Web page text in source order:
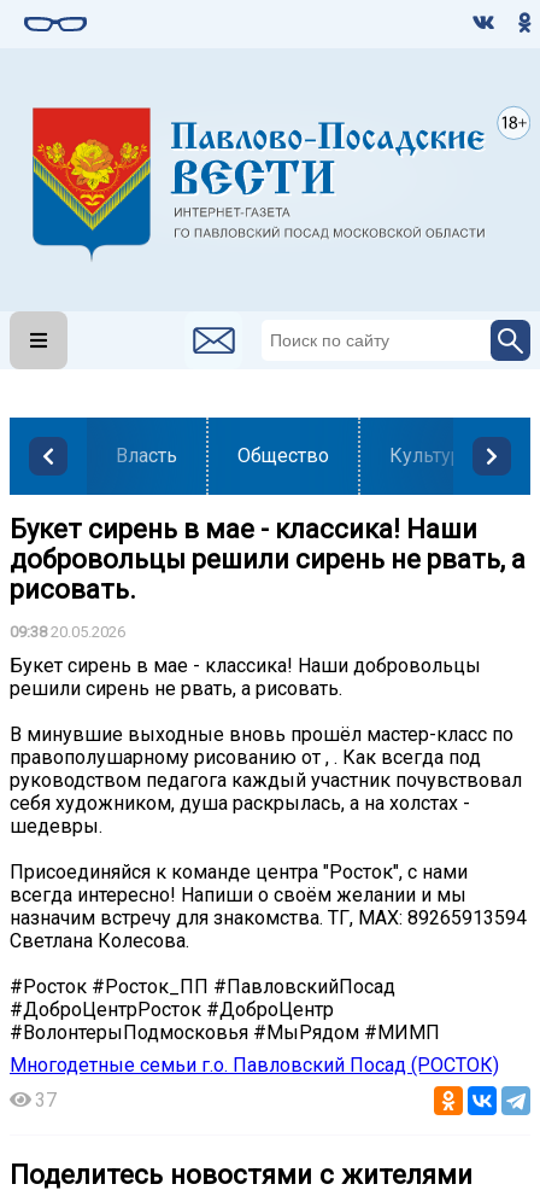
Власть Общество Культура
Букет сирень в мае - классика! Наши
добровольцы решили сирень не рвать, а
рисовать.
09:3820.05.2026
Букет сирень в мае - классика! Наши добровольцы
решили сирень не рвать, а рисовать.
В минувшие выходные вновь прошёл мастер-класс по
правополушарному рисованию от , . Как всегда под
руководством педагога каждый участник почувствовал
себя художником, душа раскрылась, а на холстах -
шедевры.
Присоединяйся к команде центра "Росток", с нами
всегда интересно! Напиши о своём желании и мы
назначим встречу для знакомства. ТГ, МАХ: 89265913594
Светлана Колесова.
#Росток #Росток_ПП #ПавловскийПосад
#ДоброЦентрРосток #ДоброЦентр
#ВолонтерыПодмосковья #МыРядом #МИМП
Многодетные семьи г.о. Павловский Посад (РОСТОК)
37
Поделитесь новостями с жителями